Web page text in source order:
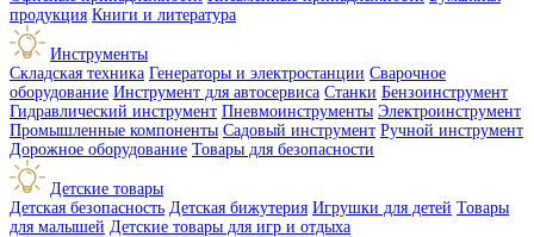
продукция Книги и литература
Инструменты
Складская техника Генераторы и электростанции Сварочное
оборудование Инструмент для автосервиса Станки Бензоинструмент
Гидравлический инструмент Пневмоинструменты Электроинструмент
Промышленные компоненты Садовый инструмент Ручной инструмент
Дорожное оборудование Товары для безопасности
Детские товары
Детская безопасность Детская бижутерия Игрушки для детей Товары
для малышей Детские товары для игр и отдыха